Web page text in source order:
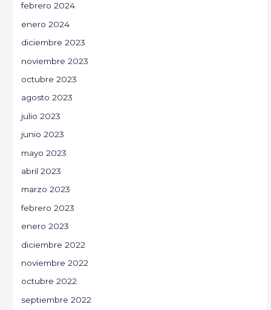
febrero 2024
enero 2024
diciembre 2023
noviembre 2023
octubre 2023
agosto 2023
julio 2023
junio 2023
mayo 2023
abril 2023
marzo 2023
febrero 2023
enero 2023
diciembre 2022
noviembre 2022
octubre 2022
septiembre 2022